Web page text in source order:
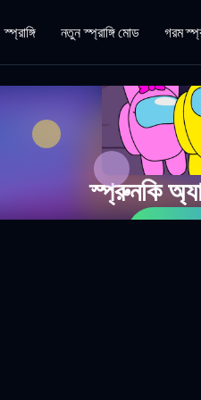
স্প্রাঙ্গি নতুন স্প্রাঙ্গি মোড গরম
স্প্রুনকি